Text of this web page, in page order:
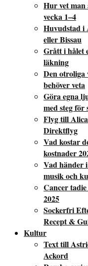
Hur vet
vecka 1–4
Huvudstad i
eller Bissau
Grått i hålet
läkning
Den otroliga
behöver veta
Göra egna
med steg för
Flyg till
Direktflyg
Vad kostar
kostnader
Vad händer
musik och
Cancer
2025
Sockerfri
Recept &
Kultur
Text till
Ackord